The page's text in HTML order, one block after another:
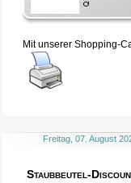
Mit unserer Shopping-
Freitag, 07. August
Staubbeutel-